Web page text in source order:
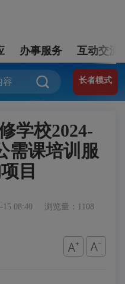
办事服务 互动交流
长者模式
学校2024-
需课培训服
目
08:40 浏览量：1108